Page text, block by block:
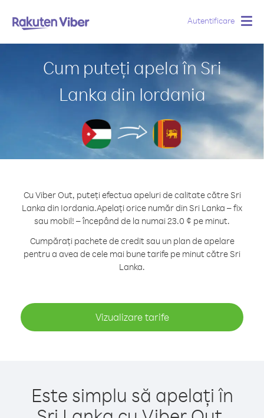
Autentificare
Cum puteți apela în Sri
Lanka din Iordania
Cu Viber Out, puteți efectua apeluri de calitate către Sri
Lanka din Iordania.Apelați orice număr din Sri Lanka – fix
sau mobil! – începând de la numai 23.0 ¢ pe minut.
Cumpărați pachete de credit sau un plan de apelare
pentru a avea de cele mai bune tarife pe minut către Sri
Lanka.
Vizualizare tarife
Este simplu să apelați în